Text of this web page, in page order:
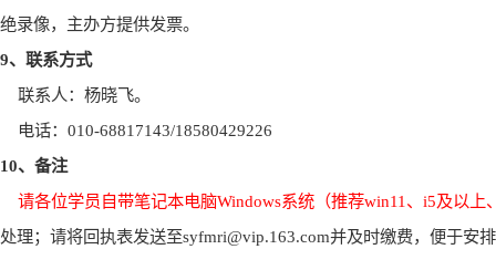
绝录像，主办方提供发票。
9、联系方式
联系人：杨晓飞。
电话： 010-68817143/18580429226
10、备注
请各位学员自带笔记本电脑Windows系统（推荐win11 、 i5及以上
处理；请将回执表发送至syfmri@vip.163.com并及时缴费，便于安